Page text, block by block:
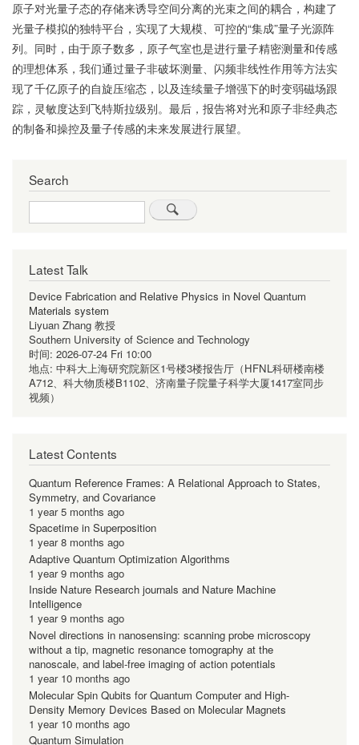
原子对光量子态的存储来诱导空间分离的光束之间的耦合，构建了
光量子模拟的独特平台，实现了大规模、可控的“集成”量子光源阵
列。同时，由于原子数多，原子气室也是进行量子精密测量和传感
的理想体系，我们通过量子非破坏测量、闪频非线性作用等方法实
现了千亿原子的自旋压缩态，以及连续量子增强下的时变弱磁场跟
踪，灵敏度达到飞特斯拉级别。最后，报告将对光和原子非经典态
的制备和操控及量子传感的未来发展进行展望。
Search
Search
Latest Talk
Device Fabrication and Relative Physics in Novel Quantum
Materials system
Liyuan Zhang 教授
Southern University of Science and Technology
时间: 2026-07-24 Fri 10:00
地点: 中科大上海研究院新区1号楼3楼报告厅（HFNL科研楼南楼
A712、科大物质楼B1102、济南量子院量子科学大厦1417室同步
视频）
Latest Contents
Quantum Reference Frames: A Relational Approach to States,
Symmetry, and Covariance
1 year 5 months ago
Spacetime in Superposition
1 year 8 months ago
Adaptive Quantum Optimization Algorithms
1 year 9 months ago
Inside Nature Research journals and Nature Machine
Intelligence
1 year 9 months ago
Novel directions in nanosensing: scanning probe microscopy
without a tip, magnetic resonance tomography at the
nanoscale, and label-free imaging of action potentials
1 year 10 months ago
Molecular Spin Qubits for Quantum Computer and High-
Density Memory Devices Based on Molecular Magnets
1 year 10 months ago
Quantum Simulation